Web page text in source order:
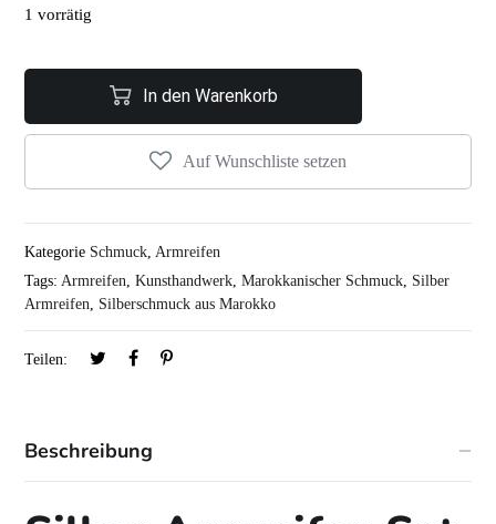
1 vorrätig
In den Warenkorb
Auf Wunschliste setzen
Kategorie Schmuck Armreifen
Tags: Armreifen ,Kunsthandwerk ,Marokkanischer Schmuck Silber
Armreifen
Silberschmuck aus Marokko
Teilen:
Beschreibung